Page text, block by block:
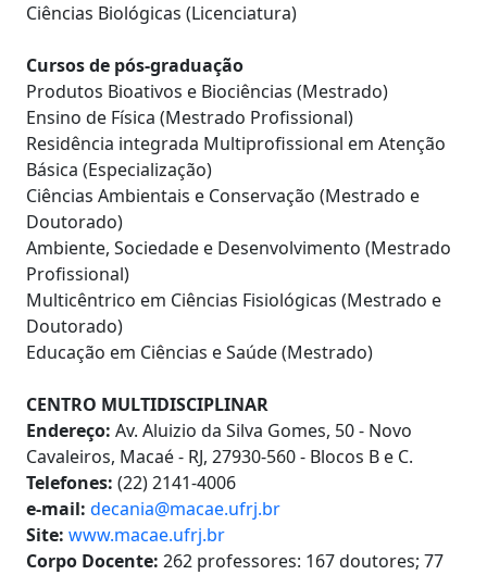
Ciências Biológicas (Licenciatura)
Cursos de pós-graduação
Produtos Bioativos e Biociências (Mestrado)
Ensino de Física (Mestrado Profissional)
Residência integrada Multiprofissional em Atenção
Básica (Especialização)
Ciências Ambientais e Conservação (Mestrado e
Doutorado)
Ambiente, Sociedade e Desenvolvimento (Mestrado
Profissional)
Multicêntrico em Ciências Fisiológicas (Mestrado e
Doutorado)
Educação em Ciências e Saúde (Mestrado)
CENTRO MULTIDISCIPLINAR
Endereço: Av. Aluizio da Silva Gomes, 50 - Novo
Cavaleiros, Macaé - RJ, 27930-560 - Blocos B e C.
Telefones: (22) 2141-4006
e-mail: decania@macae.ufrj.br
Site: www.macae.ufrj.br
Corpo Docente: 262 professores: 167 doutores; 77